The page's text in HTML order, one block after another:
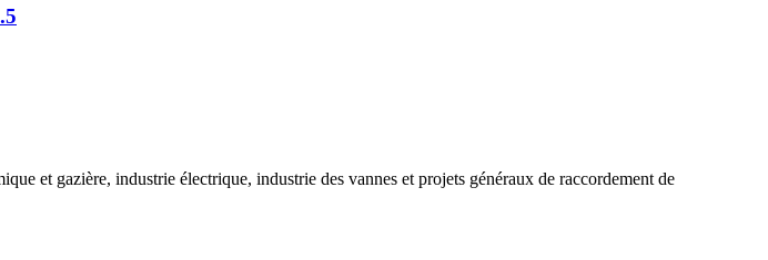
et gazière, industrie électrique, industrie des vannes et projets généraux de raccordement de